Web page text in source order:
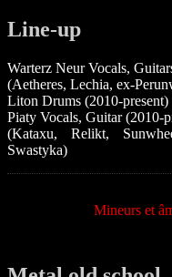
Line-up
Warterz Neur Vocals,
(Aetheres, Lechia, ex-
Liton Drums (2010-present)
Piaty Vocals, Guitar (2010-
(Kataxu, Relikt,
Swastyka)
Mineurs et